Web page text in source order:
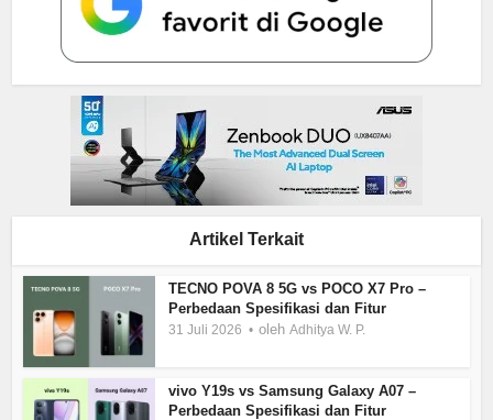
Artikel Terkait
TECNO POVA 8 5G vs POCO X7 Pro –
Perbedaan Spesifikasi dan Fitur
31 Juli 2026 olehAdhitya W. P.
vivo Y19s vs Samsung Galaxy A07 –
Perbedaan Spesifikasi dan Fitur